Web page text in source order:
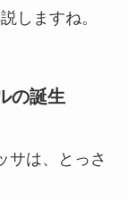
しますね。
の誕生
サは、とっさ